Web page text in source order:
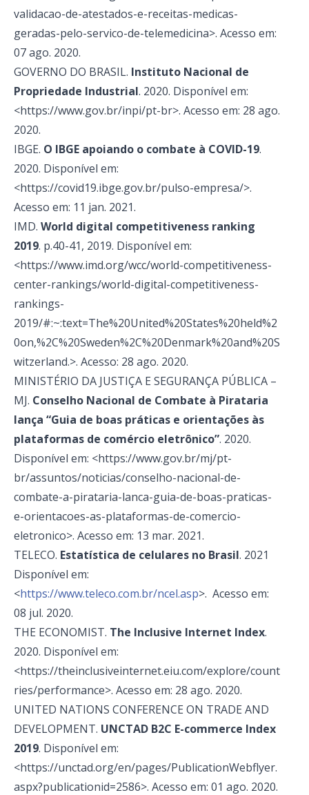
validacao-de-atestados-e-receitas-medicas-
geradas-pelo-servico-de-telemedicina>. Acesso em:
07 ago. 2020.
GOVERNO DO BRASIL. Instituto Nacional de
Propriedade Industrial. 2020. Disponível em:
<https://www.gov.br/inpi/pt-br>. Acesso em: 28 ago.
2020.
IBGE. O IBGE apoiando o combate à COVID-19.
2020. Disponível em:
<https://covid19.ibge.gov.br/pulso-empresa/>.
Acesso em: 11 jan. 2021.
IMD. World digital competitiveness ranking
2019. p.40-41, 2019. Disponível em:
<https://www.imd.org/wcc/world-competitiveness-
center-rankings/world-digital-competitiveness-
rankings-
2019/#:~:text=The%20United%20States%20held%2
0on,%2C%20Sweden%2C%20Denmark%20and%20S
witzerland.>. Acesso: 28 ago. 2020.
MINISTÉRIO DA JUSTIÇA E SEGURANÇA PÚBLICA –
MJ. Conselho Nacional de Combate à Pirataria
lança “Guia de boas práticas e orientações às
plataformas de comércio eletrônico”. 2020.
Disponível em: <https://www.gov.br/mj/pt-
br/assuntos/noticias/conselho-nacional-de-
combate-a-pirataria-lanca-guia-de-boas-praticas-
e-orientacoes-as-plataformas-de-comercio-
eletronico>. Acesso em: 13 mar. 2021.
TELECO. Estatística de celulares no Brasil. 2021
Disponível em:
<https://www.teleco.com.br/ncel.asp>. Acesso em:
08 jul. 2020.
THE ECONOMIST. The Inclusive Internet Index.
2020. Disponível em:
<https://theinclusiveinternet.eiu.com/explore/count
ries/performance>. Acesso em: 28 ago. 2020.
UNITED NATIONS CONFERENCE ON TRADE AND
DEVELOPMENT. UNCTAD B2C E-commerce Index
2019. Disponível em:
<https://unctad.org/en/pages/PublicationWebflyer.
aspx?publicationid=2586>. Acesso em: 01 ago. 2020.